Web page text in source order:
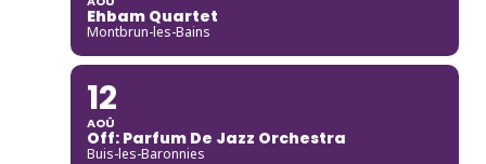
Ehbam Quartet
Montbrun-les-Bains
12
AOÛ
Off: Parfum De Jazz Orchestra
Buis-les-Baronnies